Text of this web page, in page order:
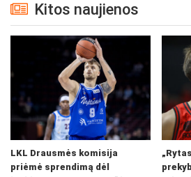
Kitos naujienos
LKL Drausmės komisija
priėmė sprendimą dėl